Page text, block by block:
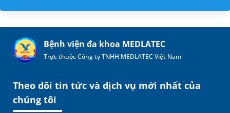
Bệnh viện đa khoa MEDLATEC
Trực thuộc Công ty TNHH MEDLATEC Việt Nam
Theo dõi tin tức và dịch vụ mới nhất của
chúng tôi